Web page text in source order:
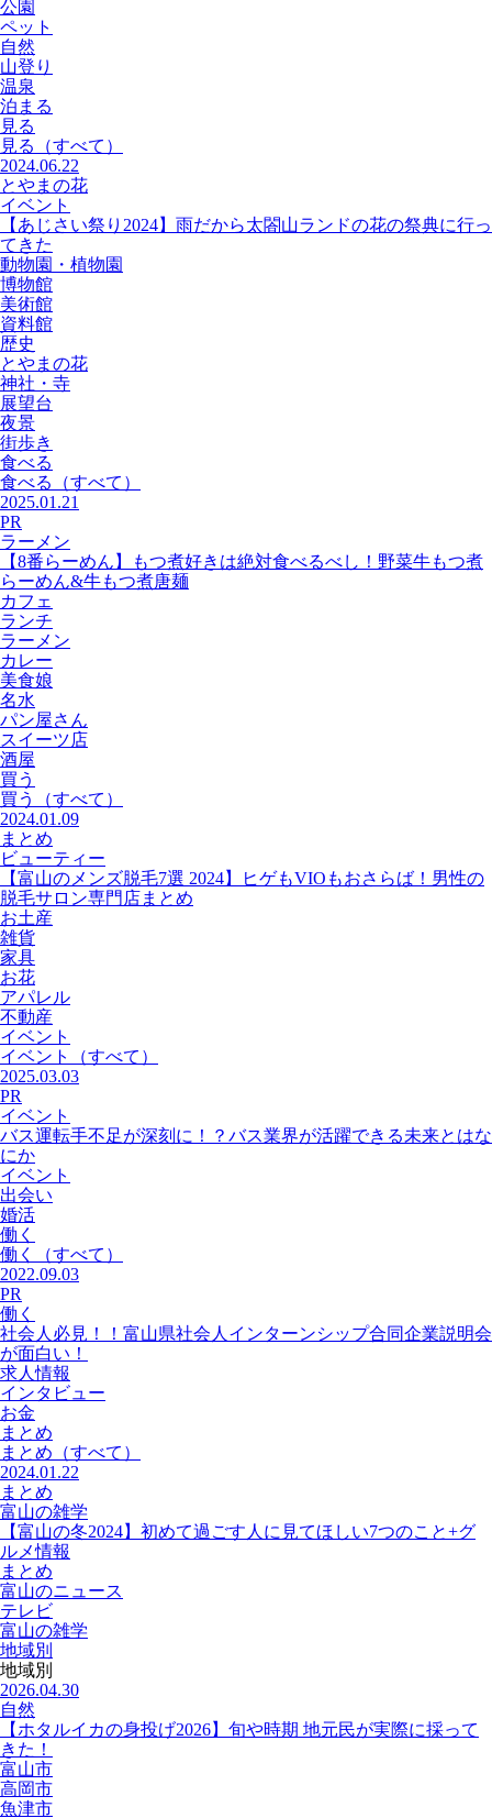
公園
ペット
自然
山登り
温泉
泊まる
見る
見る
（すべて）
2024.06.22
とやまの花
イベント
【あじさい祭り2024】雨だから太閤山ランドの花の祭典に行っ
てきた
動物園・植物園
博物館
美術館
資料館
歴史
とやまの花
神社・寺
展望台
夜景
街歩き
食べる
食べる
（すべて）
2025.01.21
PR
ラーメン
【8番らーめん】もつ煮好きは絶対食べるべし！野菜牛もつ煮
らーめん&牛もつ煮唐麺
カフェ
ランチ
ラーメン
カレー
美食娘
名水
パン屋さん
スイーツ店
酒屋
買う
買う
（すべて）
2024.01.09
まとめ
ビューティー
【富山のメンズ脱毛7選 2024】ヒゲもVIOもおさらば！男性の
脱毛サロン専門店まとめ
お土産
雑貨
家具
お花
アパレル
不動産
イベント
イベント
（すべて）
2025.03.03
PR
イベント
バス運転手不足が深刻に！？バス業界が活躍できる未来とはな
にか
イベント
出会い
婚活
働く
働く
（すべて）
2022.09.03
PR
働く
社会人必見！！富山県社会人インターンシップ合同企業説明会
が面白い！
求人情報
インタビュー
お金
まとめ
まとめ （すべて）
2024.01.22
まとめ
富山の雑学
【富山の冬2024】初めて過ごす人に見てほしい7つのこと+グ
ルメ情報
まとめ
富山のニュース
テレビ
富山の雑学
地域別
地域別
2026.04.30
自然
【ホタルイカの身投げ2026】旬や時期 地元民が実際に採って
きた！
富山市
高岡市
魚津市